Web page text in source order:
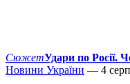
СюжетУдари по Росії.
Новини України — 4